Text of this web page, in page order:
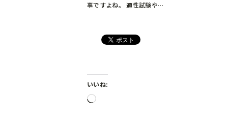
事ですよね。 適性試験や…
いいね:
読